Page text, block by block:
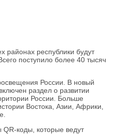
районах республики будут
поступило более 40 тысяч
России. В новый
раздел о развитии
России. Больше
Востока, Азии, Африки,
коды, которые ведут